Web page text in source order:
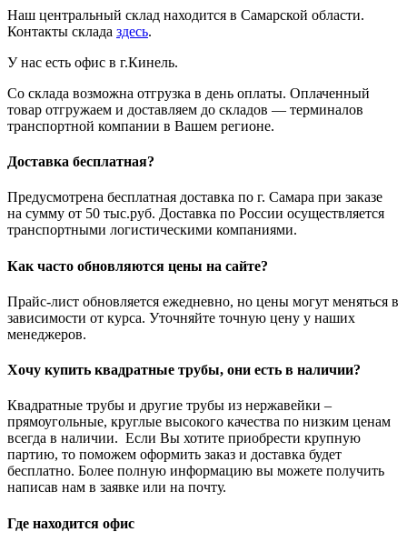
Наш центральный склад находится в Самарской области.
Контакты склада здесь.
У нас есть офис в г.Кинель.
Со склада возможна отгрузка в день оплаты. Оплаченный
товар отгружаем и доставляем до складов — терминалов
транспортной компании в Вашем регионе.
Доставка бесплатная?
Предусмотрена бесплатная доставка по г. Самара при заказе
на сумму от 50 тыс.руб. Доставка по России осуществляется
транспортными логистическими компаниями.
Как часто обновляются цены на сайте?
Прайс-лист обновляется ежедневно, но цены могут меняться в
зависимости от курса. Уточняйте точную цену у наших
менеджеров.
Хочу купить квадратные трубы, они есть в наличии?
Квадратные трубы и другие трубы из нержавейки –
прямоугольные, круглые высокого качества по низким ценам
всегда в наличии. Если Вы хотите приобрести крупную
партию, то поможем оформить заказ и доставка будет
бесплатно. Более полную информацию вы можете получить
написав нам в заявке или на почту.
Где находится офис